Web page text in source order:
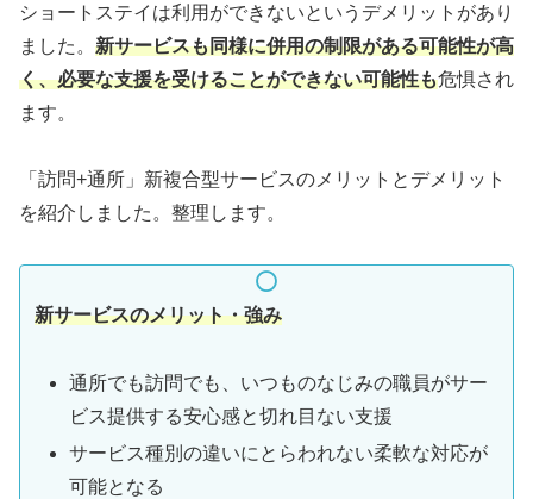
ショートステイは利用ができないというデメリットがあり
ました。 新サービスも同様に併用の制限がある可能性が高
く、必要な支援を受けることができない可能性も危惧され
ます。
「訪問+通所」新複合型サービスのメリットとデメリット
を紹介しました。整理します。
新サービスのメリット・強み
通所でも訪問でも、いつものなじみの職員がサー
ビス提供する安心感と切れ目ない支援
サービス種別の違いにとらわれない柔軟な対応が
可能となる